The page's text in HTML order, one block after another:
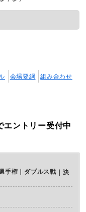
会場要綱
組み合わせ
エントリー受付中
手権｜ダブルス戦
決